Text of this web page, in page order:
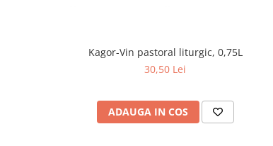
Kagor-Vin pastoral liturgic, 0,75L
30,50 Lei
ADAUGA IN COS